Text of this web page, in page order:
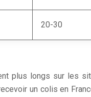
20-30
plus longs sur les
un colis en